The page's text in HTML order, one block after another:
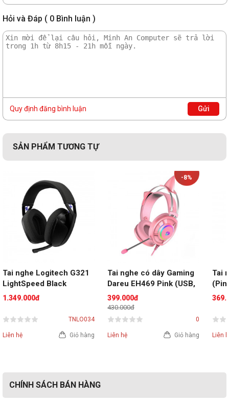
4 điểm điều chỉnh. Dải co giãn phân bổ trọng lượng đồng
đều.
Kết nối đa dạng
đa, không còn phải mang
Tuổi thọ pin 38 giờ: Với 38 giờ
phát lại, tức là hơn một ngày
Sạc điện nhanh: Nhanh chóng
quay trở lại cuộc chơi với
chức năng Sạc nhanh USB-C,
mang đến 6 giờ sử dụng chỉ
sau 15 phút.
Mic chống ồn AI
Hỏi và Đáp ( 0 Bình luận )
Quy định đăng bình luận Gửi
SẢN PHẨM TƯƠNG TỰ
Tai nghe Logitech G321
LightSpeed Black
1.349.000đ
TNLO034
Liên hệ Giỏ hàng
-8%
Tai nghe có dây Gaming
Dareu EH469 Pink (USB,
7.1, LED RGB)
399.000đ
430.000đ
0
Liên hệ Giỏ hàng
Tai
Liên
CHÍNH SÁCH BÁN HÀNG